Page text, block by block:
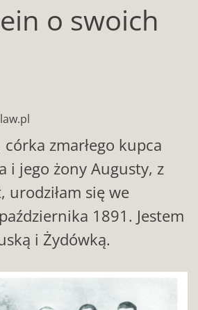
o swoich
córka zmarłego kupca
i jego żony Augusty, z
urodziłam się we
1891. Jestem
i Żydówką.